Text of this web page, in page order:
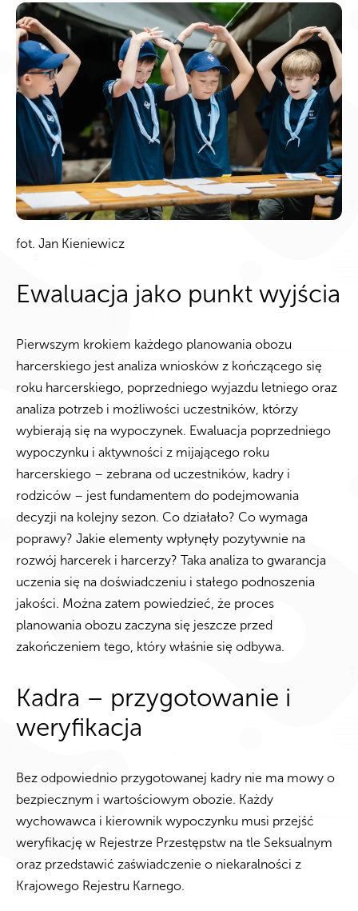
fot. Jan Kieniewicz
Ewaluacja jako punkt wyjścia
Pierwszym krokiem każdego planowania obozu
harcerskiego jest analiza wniosków z kończącego się
roku harcerskiego, poprzedniego wyjazdu letniego oraz
analiza potrzeb i możliwości uczestników, którzy
wybierają się na wypoczynek. Ewaluacja poprzedniego
wypoczynku i aktywności z mijającego roku
harcerskiego – zebrana od uczestników, kadry i
rodziców – jest fundamentem do podejmowania
decyzji na kolejny sezon. Co działało? Co wymaga
poprawy? Jakie elementy wpłynęły pozytywnie na
rozwój harcerek i harcerzy? Taka analiza to gwarancja
uczenia się na doświadczeniu i stałego podnoszenia
jakości. Można zatem powiedzieć, że proces
planowania obozu zaczyna się jeszcze przed
zakończeniem tego, który właśnie się odbywa.
Kadra – przygotowanie i
weryfikacja
Bez odpowiednio przygotowanej kadry nie ma mowy o
bezpiecznym i wartościowym obozie. Każdy
wychowawca i kierownik wypoczynku musi przejść
weryfikację w Rejestrze Przestępstw na tle Seksualnym
oraz przedstawić zaświadczenie o niekaralności z
Krajowego Rejestru Karnego.